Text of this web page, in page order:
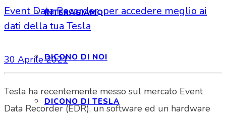
INTERAGIAMO!
DICONO DI NOI
DICONO DI TESLA
Event Data Recorder, per accedere meglio ai
dati della tua Tesla
30 Aprile 2021
Tesla ha recentemente messo sul mercato Event
Data Recorder (EDR), un software ed un hardware